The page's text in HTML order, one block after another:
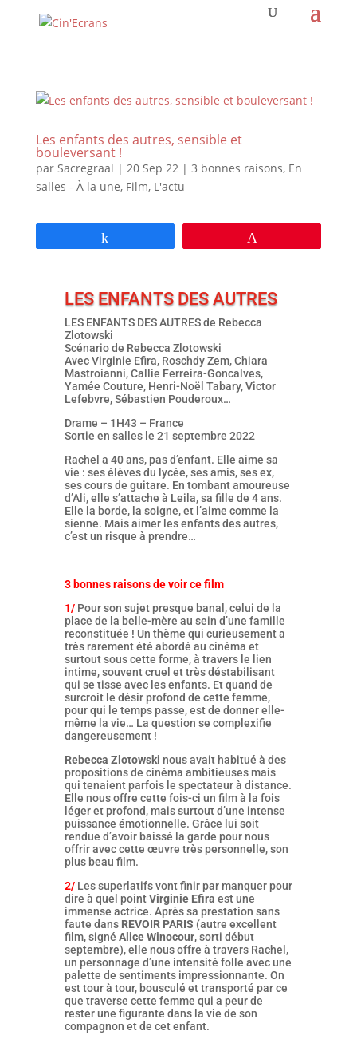
Les enfants des autres, sensible et
bouleversant !
par Sacregraal | 20 Sep 22| 3 bonnes raisons, En
salles - À la une, Film, L'actu
LES ENFANTS DES AUTRES
LES ENFANTS DES AUTRES de Rebecca
Zlotowski
Scénario de Rebecca Zlotowski
Avec Virginie Efira, Roschdy Zem, Chiara
Mastroianni, Callie Ferreira-Goncalves,
Yamée Couture, Henri-Noël Tabary, Victor
Lefebvre, Sébastien Pouderoux…
Drame – 1H43 – France
Sortie en salles le 21 septembre 2022
Rachel a 40 ans, pas d’enfant. Elle aime sa
vie : ses élèves du lycée, ses amis, ses ex,
ses cours de guitare. En tombant amoureuse
d’Ali, elle s’attache à Leila, sa fille de 4 ans.
Elle la borde, la soigne, et l’aime comme la
sienne. Mais aimer les enfants des autres,
c’est un risque à prendre…
3 bonnes raisons de voir ce film
1/Pour son sujet presque banal, celui de la
place de la belle-mère au sein d’une famille
reconstituée ! Un thème qui curieusement a
très rarement été abordé au cinéma et
surtout sous cette forme, à travers le lien
intime, souvent cruel et très déstabilisant
qui se tisse avec les enfants. Et quand de
surcroit le désir profond de cette femme,
pour qui le temps passe, est de donner elle-
même la vie… La question se complexifie
dangereusement !
Rebecca Zlotowski nous avait habitué à des
propositions de cinéma ambitieuses mais
qui tenaient parfois le spectateur à distance.
Elle nous offre cette fois-ci un film à la fois
léger et profond, mais surtout d’une intense
puissance émotionnelle. Grâce lui soit
rendue d’avoir baissé la garde pour nous
offrir avec cette œuvre très personnelle, son
plus beau film.
2/Les superlatifs vont finir par manquer pour
dire à quel pointVirginie Efira est une
immense actrice. Après sa prestation sans
faute dans REVOIR PARIS (autre excellent
film, signé Alice Winocour, sorti début
septembre), elle nous offre à travers Rachel,
un personnage d’une intensité folle avec une
palette de sentiments impressionnante. On
est tour à tour, bousculé et transporté par ce
que traverse cette femme qui a peur de
rester une figurante dans la vie de son
compagnon et de cet enfant.